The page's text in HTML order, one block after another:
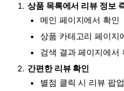
상품 목록에서 리뷰 정보
메인 페이지에서 확인
상품 카테고리 페이지
검색 결과 페이지에서
간편한 리뷰 확인
별점 클릭 시 리뷰 팝